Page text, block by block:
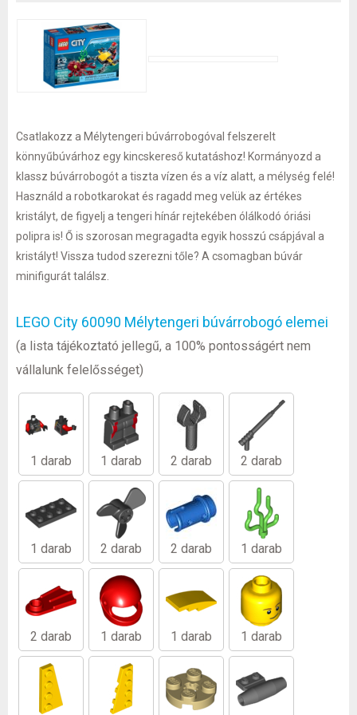
Csatlakozz a Mélytengeri búvárrobogóval felszerelt
könnyűbúvárhoz egy kincskereső kutatáshoz! Kormányozd a
klassz búvárrobogót a tiszta vízen és a víz alatt, a mélység felé!
Használd a robotkarokat és ragadd meg velük az értékes
kristályt, de figyelj a tengeri hínár rejtekében ólálkodó óriási
polipra is! Ő is szorosan megragadta egyik hosszú csápjával a
kristályt! Vissza tudod szerezni tőle? A csomagban búvár
minifigurát találsz.
LEGO City 60090 Mélytengeri búvárrobogó elemei
(a lista tájékoztató jellegű, a 100% pontosságért nem
vállalunk felelősséget)
1 darab 1 darab 2 darab 2 darab
1 darab 2 darab 2 darab 1 darab
2 darab 1 darab 1 darab 1 darab